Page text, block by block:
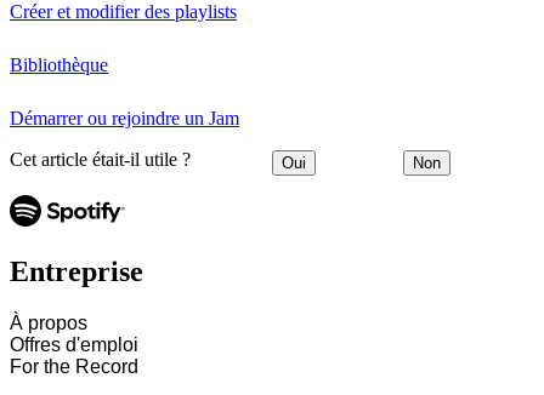
Créer et modifier des playlists
Bibliothèque
Démarrer ou rejoindre un Jam
Cet article était-il utile ? Oui Non
Entreprise
À propos
Offres d'emploi
For the Record